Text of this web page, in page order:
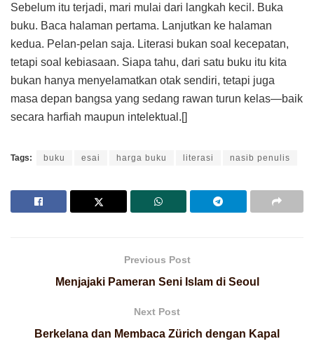
Sebelum itu terjadi, mari mulai dari langkah kecil. Buka
buku. Baca halaman pertama. Lanjutkan ke halaman
kedua. Pelan-pelan saja. Literasi bukan soal kecepatan,
tetapi soal kebiasaan. Siapa tahu, dari satu buku itu kita
bukan hanya menyelamatkan otak sendiri, tetapi juga
masa depan bangsa yang sedang rawan turun kelas—baik
secara harfiah maupun intelektual.[]
Tags: buku esai harga buku literasi nasib penulis
Previous Post
Menjajaki Pameran Seni Islam di Seoul
Next Post
Berkelana dan Membaca Zürich dengan Kapal